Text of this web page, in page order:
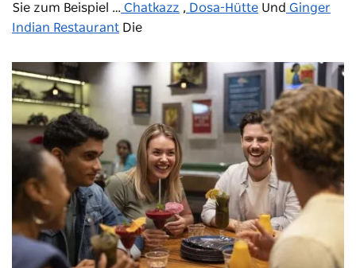
Sie zum Beispiel … Chatkazz , Dosa-Hütte Und Ginger
Indian Restaurant Die